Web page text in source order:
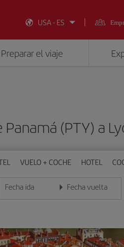
USA - ES
Preparar el viaje
(PTY) a
VUELO + COCHE HOTEL
Fecha ida
Introduce la fecha en formato día/mes/año
Fecha vuelta
Introduce la fecha en